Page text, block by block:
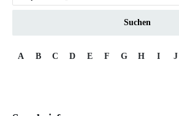
Suchen
A B C D E F G H I J